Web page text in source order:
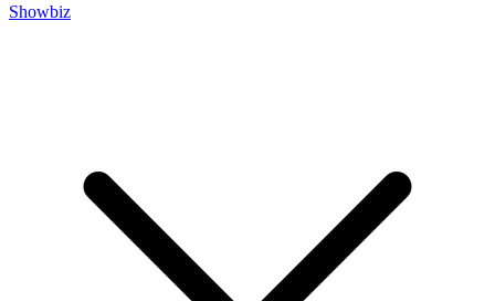
Showbiz